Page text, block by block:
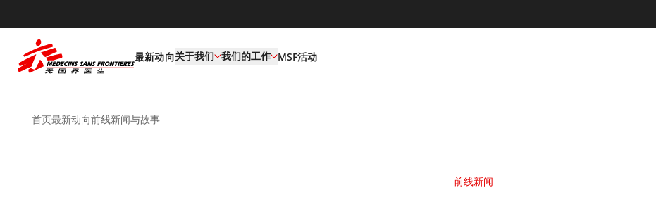
最新动向关于我们 我们的工作 MSF活动
首页最新动向前线新闻与故事
前线新闻